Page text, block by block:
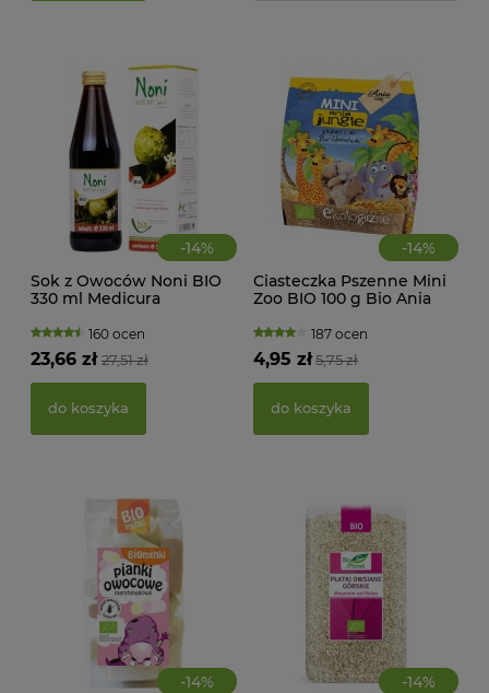
-14%
Sok z Owoców Noni BIO
330 ml Medicura
160 ocen
27,51 zł
23,66 zł
do koszyka
-14%
Ciasteczka Pszenne Mini
Zoo BIO 100 g Bio Ania
187 ocen
5,75 zł
4,95 zł
do koszyka
-14%
-14%